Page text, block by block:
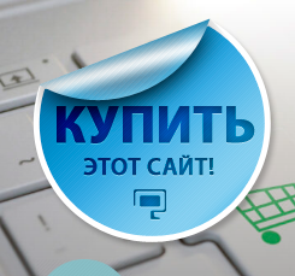
Перейти
содержимому